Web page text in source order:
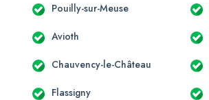
Pouilly-sur-Meuse
Avioth
Chauvency-le-Château
Flassigny